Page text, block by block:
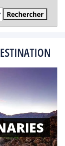
Rechercher